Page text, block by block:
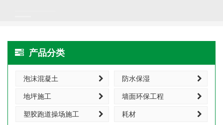
产品分类
泡沫混凝土 防水保湿
地坪施工 墙面环保工程
塑胶跑道操场施工 耗材